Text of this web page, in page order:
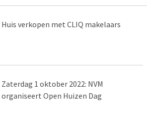
Huis verkopen met CLIQ makelaars
Zaterdag 1 oktober 2022: NVM
organiseert Open Huizen Dag